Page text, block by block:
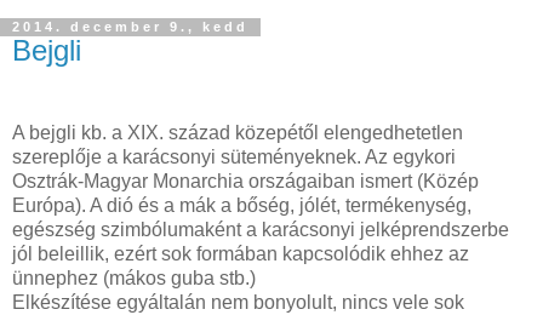
2014. december 9., kedd
Bejgli
A bejgli kb. a XIX. század közepétől elengedhetetlen
szereplője a karácsonyi süteményeknek. Az egykori
Osztrák-Magyar Monarchia országaiban ismert (Közép
Európa). A dió és a mák a bőség, jólét, termékenység,
egészség szimbólumaként a karácsonyi jelképrendszerbe
jól beleillik, ezért sok formában kapcsolódik ehhez az
ünnephez (mákos guba stb.)
Elkészítése egyáltalán nem bonyolult, nincs vele sok